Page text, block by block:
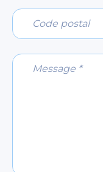
Code postal
Message *